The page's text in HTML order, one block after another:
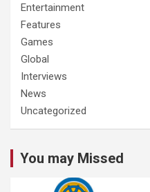
Entertainment
Features
Games
Global
Interviews
News
Uncategorized
You may Missed